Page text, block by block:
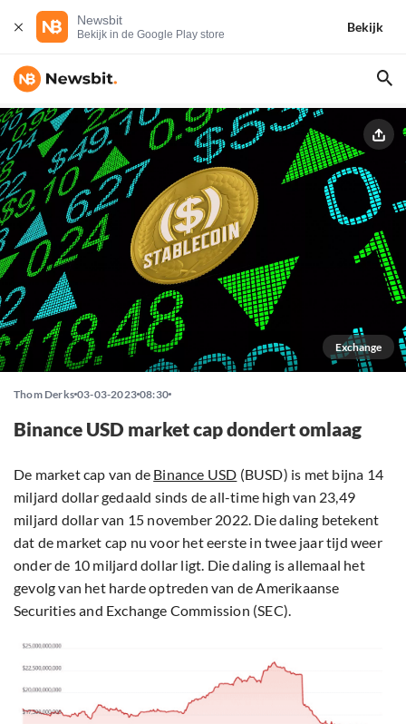
Newsbit
Bekijk in de Google Play store
Bekijk
Exchange
Thom Derks 03-03-2023 08:30
Binance USD market cap dondert omlaag
De market cap van de Binance USD (BUSD) is met bijna 14
miljard dollar gedaald sinds de all-time high van 23,49
miljard dollar van 15 november 2022. Die daling betekent
dat de market cap nu voor het eerste in twee jaar tijd weer
onder de 10 miljard dollar ligt. Die daling is allemaal het
gevolg van het harde optreden van de Amerikaanse
Securities and Exchange Commission (SEC).